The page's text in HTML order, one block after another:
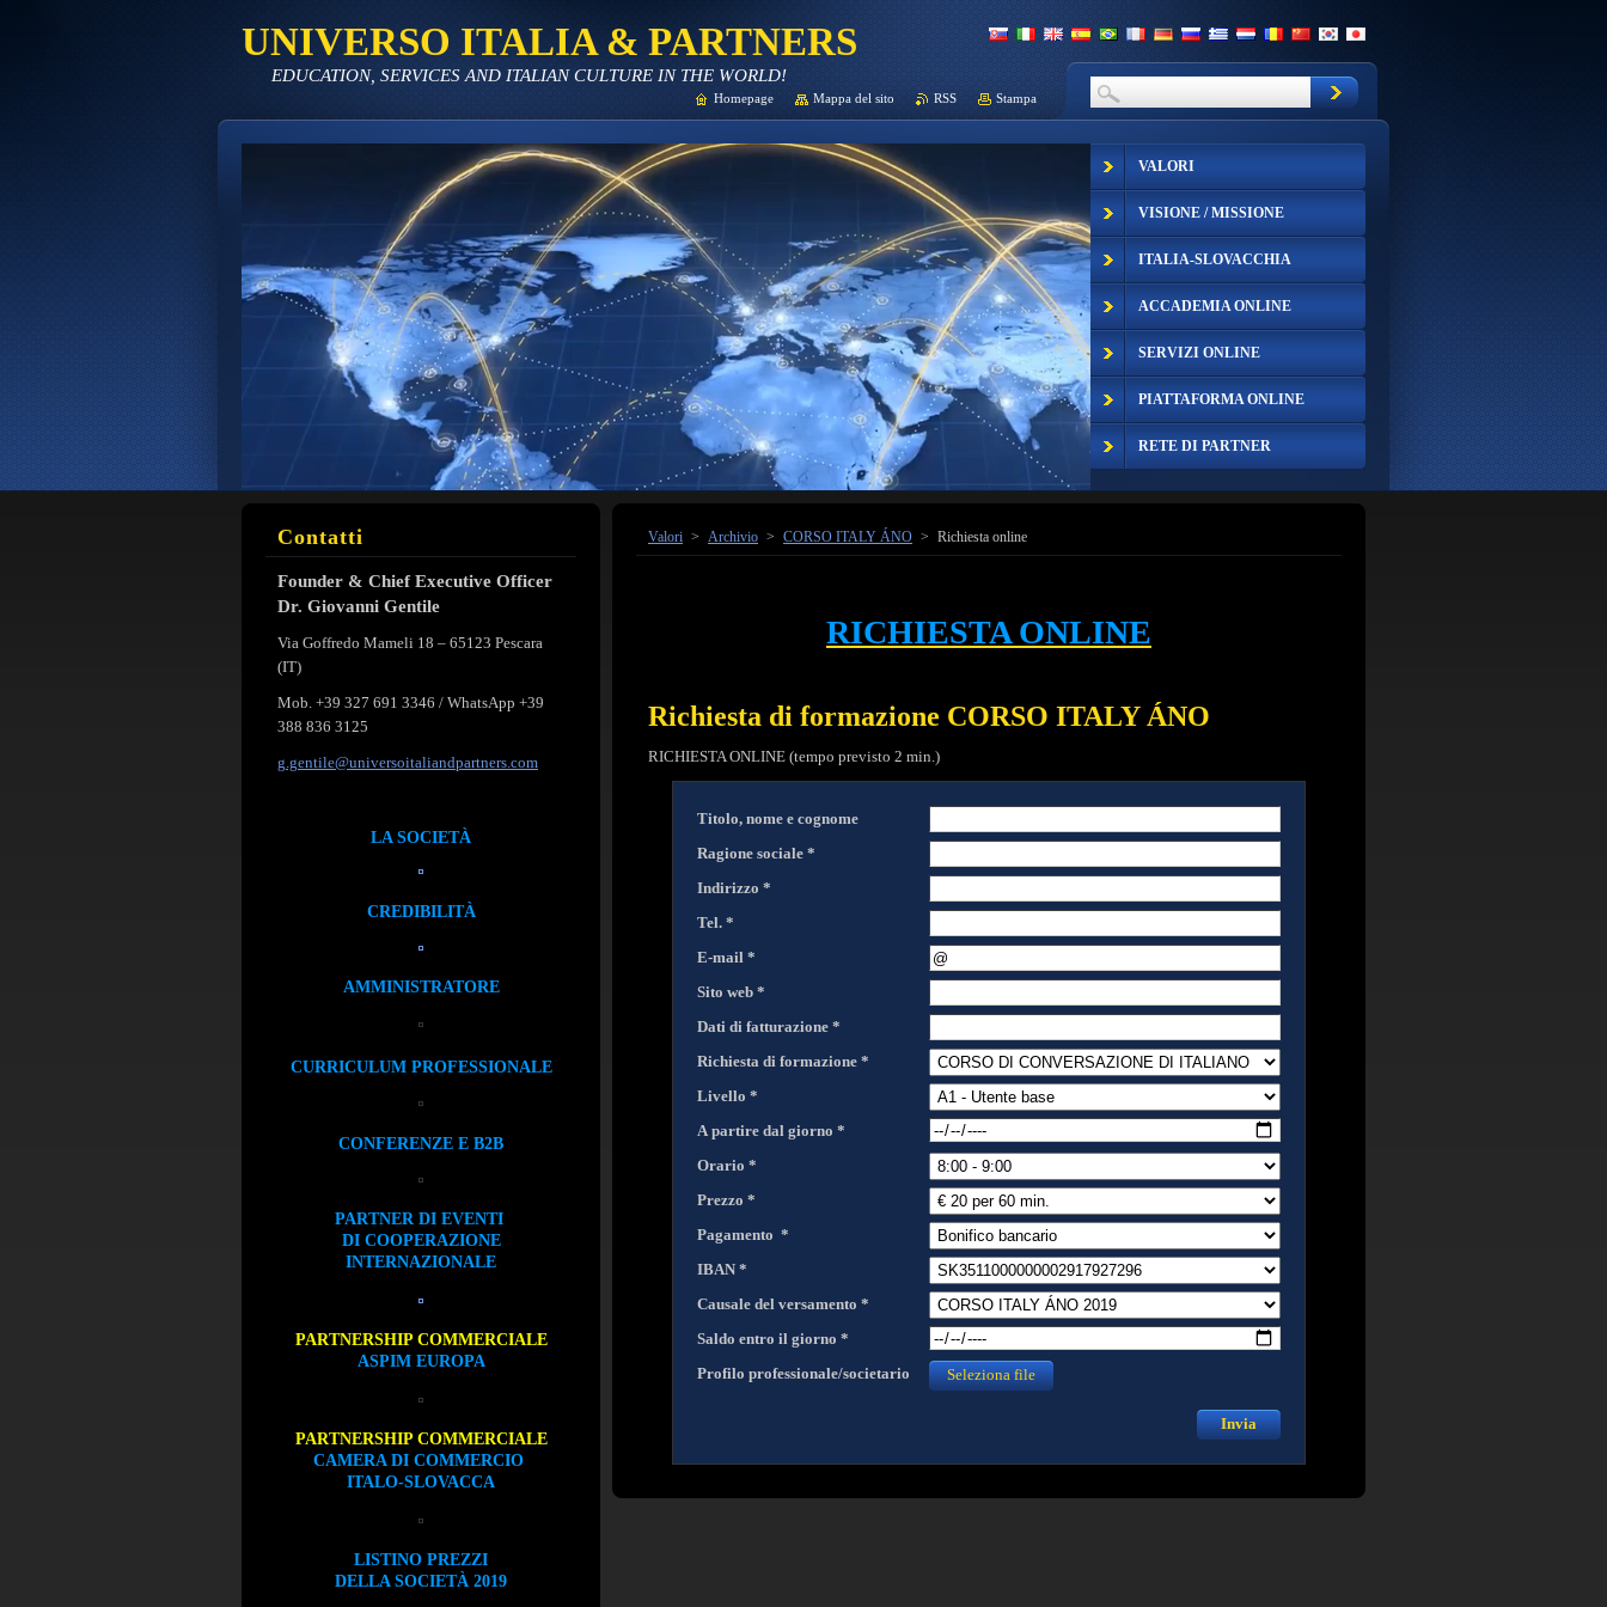
UNIVERSO ITALIA & PARTNERS
EDUCATION, SERVICES AND ITALIAN CULTURE IN THE WORLD!
Valori > Archivio > CORSO ITALY ÁNO > Richiesta online
RICHIESTA ONLINE
Richiesta di formazione CORSO ITALY ÁNO
RICHIESTA ONLINE (tempo previsto 2 min.)
Titolo, nome e cognome
Ragione sociale *
Indirizzo *
Tel. *
E-mail *
Sito web *
Dati di fatturazione *
Richiesta di formazione *
Livello *
A partire dal giorno *
Orario *
Prezzo *
Pagamento *
IBAN *
Causale del versamento *
Saldo entro il giorno *
Profilo professionale/societario Seleziona file
Contatti
Founder & Chief Executive Officer
Dr. Giovanni Gentile
Via Goffredo Mameli 18 – 65123 Pescara
(IT)
Mob. +39 327 691 3346 / WhatsApp +39
388 836 3125
g.gentile@universoitaliandpartners.com
LA SOCIETÀ
CREDIBILITÀ
AMMINISTRATORE
CURRICULUM PROFESSIONALE
CONFERENZE E B2B
PARTNER DI EVENTI
DI COOPERAZIONE
INTERNAZIONALE
PARTNERSHIP COMMERCIALE
ASPIM EUROPA
PARTNERSHIP COMMERCIALE
CAMERA DI COMMERCIO
ITALO-SLOVACCA
LISTINO PREZZI
DELLA SOCIETÀ 2019
VALORI
VISIONE / MISSIONE
ITALIA-SLOVACCHIA
ACCADEMIA ONLINE
SERVIZI ONLINE
PIATTAFORMA ONLINE
RETE DI PARTNER
Homepage Mappa del sito RSS Stampa